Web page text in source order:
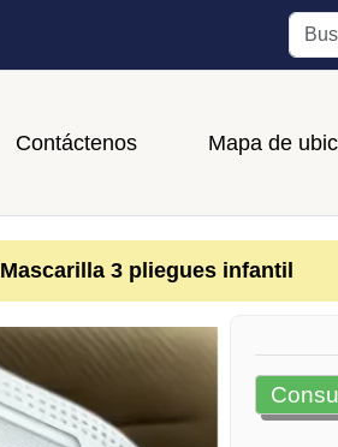
Contáctenos Mapa de
Mascarilla 3 pliegues infantil